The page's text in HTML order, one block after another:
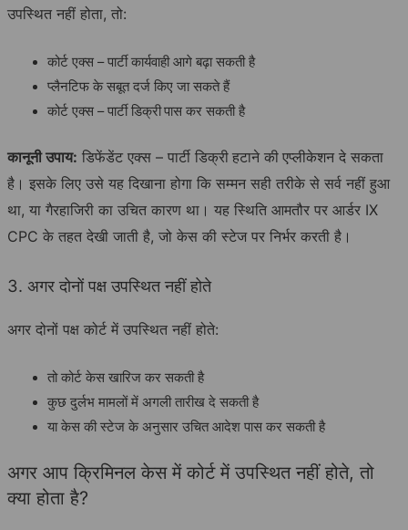
उपस्थित नहीं होता, तो:
कोर्ट एक्स – पार्टी कार्यवाही आगे बढ़ा सकती है
प्लैनटिफ के सबूत दर्ज किए जा सकते हैं
कोर्ट एक्स – पार्टी डिक्रीपास कर सकती है
कानूनी उपाय: डिफेंडेंट एक्स – पार्टी डिक्री हटाने की एप्लीकेशन दे सकता
है। इसके लिए उसे यह दिखाना होगा कि सम्मन सही तरीके से सर्व नहीं हुआ
था, या गैरहाजिरी का उचित कारण था। यह स्थिति आमतौर पर आर्डर IX
CPC के तहत देखी जाती है, जो केस की स्टेज पर निर्भर करती है।
3. अगर दोनों पक्ष उपस्थित नहीं होते
अगर दोनों पक्ष कोर्ट में उपस्थित नहीं होते:
तो कोर्ट केस खारिज कर सकती है
कुछ दुर्लभ मामलों में अगली तारीख दे सकती है
या केस की स्टेज के अनुसार उचित आदेश पास कर सकती है
अगर आप क्रिमिनल केस में कोर्ट में उपस्थित नहीं होते, तो
क्या होता है?